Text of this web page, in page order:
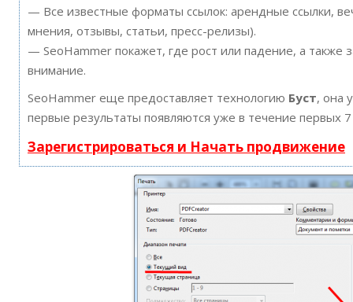
— Все известные форматы ссылок: арендные ссылки,
мнения, отзывы, статьи, пресс-релизы).
— SeoHammer покажет, где рост или падение, а также
внимание.
SeoHammer еще предоставляет технологию Буст, она
первые результаты появляются уже в течение первых
Зарегистрироваться и Начать продвижение